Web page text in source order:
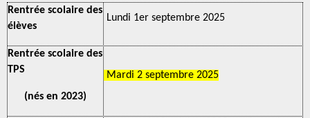
Rentrée scolaire des
élèves
Lundi 1er septembre 2025
Rentrée scolaire des
TPS
(nés en 2023)
Mardi 2 septembre 2025